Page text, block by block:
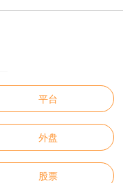
平台
外盘
股票